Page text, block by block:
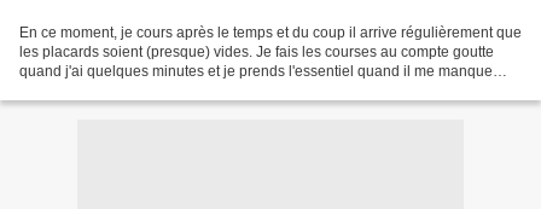
En ce moment, je cours après le temps et du coup il arrive régulièrement que
les placards soient (presque) vides. Je fais les courses au compte goutte
quand j'ai quelques minutes et je prends l'essentiel quand il me manque